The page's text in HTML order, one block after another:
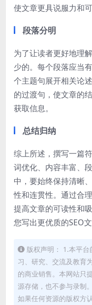
使文章更具说服力和可
段落分明
为了让读者更好地理
少的。每个段落应当
个主题句展开相关论
的过渡句，使文章的
获取信息。
总结归纳
综上所述，撰写一篇
词优化、内容丰富、
中，要始终保持清晰
性和连贯性。通过合
提高文章的可读性和
您写出更优质的SEO文
版权声明： 1.本平
习、研究、交流及教育
的商业销售。本网站只
源存储，也不参与录制
如果任何资源的版权方